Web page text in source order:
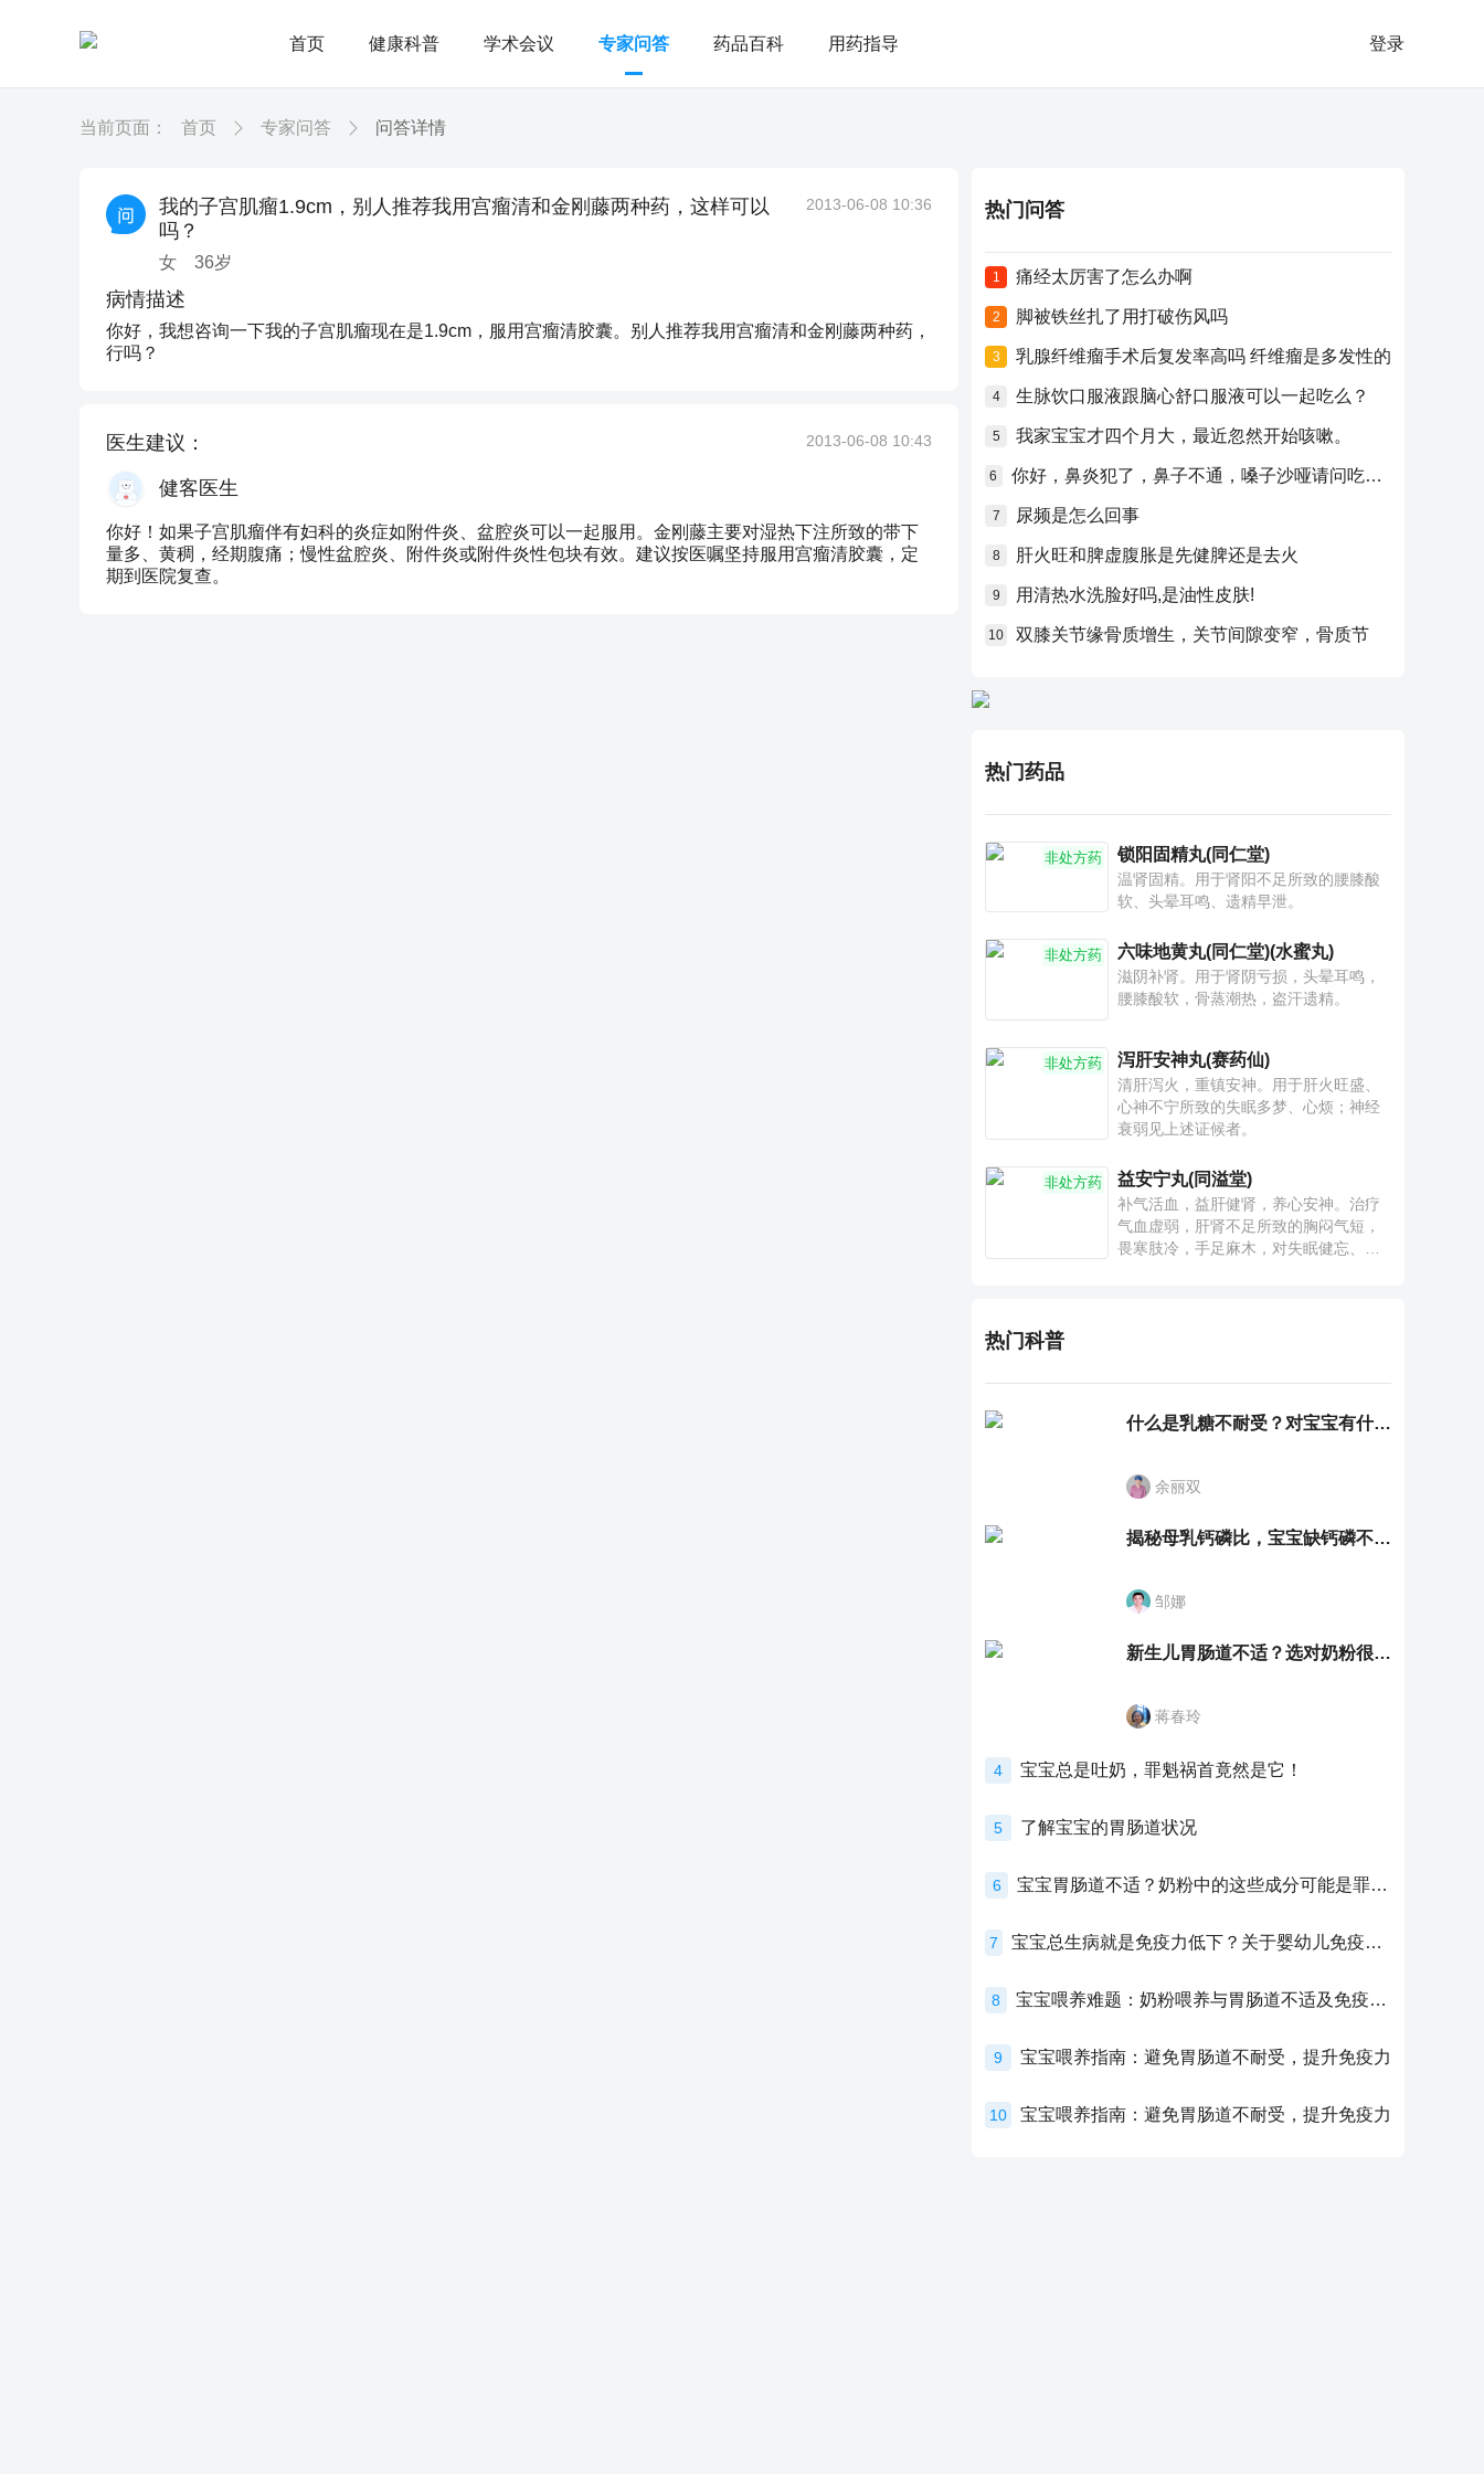
首页 健康科普 学术会议 专家问答 药品百科 用药指导 登录
当前页面： 首页 专家问答 问答详情
我的子宫肌瘤1.9cm，别人推荐我用宫瘤清和金刚藤两种药，这样可以
吗？
女 36岁
2013-06-08 10:36
病情描述
你好，我想咨询一下我的子宫肌瘤现在是1.9cm，服用宫瘤清胶囊。别人推荐我用宫瘤清和金刚藤两种药，
行吗？
医生建议： 2013-06-08 10:43
健客医生
你好！如果子宫肌瘤伴有妇科的炎症如附件炎、盆腔炎可以一起服用。金刚藤主要对湿热下注所致的带下
量多、黄稠，经期腹痛；慢性盆腔炎、附件炎或附件炎性包块有效。建议按医嘱坚持服用宫瘤清胶囊，定
期到医院复查。
热门问答
1 痛经太厉害了怎么办啊
2 脚被铁丝扎了用打破伤风吗
3 乳腺纤维瘤手术后复发率高吗 纤维瘤是多发性的
4 生脉饮口服液跟脑心舒口服液可以一起吃么？
5 我家宝宝才四个月大，最近忽然开始咳嗽。
6 你好，鼻炎犯了，鼻子不通，嗓子沙哑请问吃什么药比较好？
7 尿频是怎么回事
8 肝火旺和脾虚腹胀是先健脾还是去火
9 用清热水洗脸好吗,是油性皮肤!
10 双膝关节缘骨质增生，关节间隙变窄，骨质节
热门药品
非处方药 锁阳固精丸(同仁堂)
温肾固精。用于肾阳不足所致的腰膝酸
软、头晕耳鸣、遗精早泄。
非处方药 六味地黄丸(同仁堂)(水蜜丸)
滋阴补肾。用于肾阴亏损，头晕耳鸣，
腰膝酸软，骨蒸潮热，盗汗遗精。
非处方药 泻肝安神丸(赛药仙)
清肝泻火，重镇安神。用于肝火旺盛、
心神不宁所致的失眠多梦、心烦；神经
衰弱见上述证候者。
非处方药 益安宁丸(同溢堂)
补气活血，益肝健肾，养心安神。治疗
气血虚弱，肝肾不足所致的胸闷气短，
畏寒肢冷，手足麻木，对失眠健忘、神
热门科普
什么是乳糖不耐受？对宝宝有什么影响？
余丽双
揭秘母乳钙磷比，宝宝缺钙磷不再愁
邹娜
新生儿胃肠道不适？选对奶粉很重要！
蒋春玲
4 宝宝总是吐奶，罪魁祸首竟然是它！
5 了解宝宝的胃肠道状况
6 宝宝胃肠道不适？奶粉中的这些成分可能是罪魁祸首！
7 宝宝总生病就是免疫力低下？关于婴幼儿免疫力的真相，家长必须了解！
8 宝宝喂养难题：奶粉喂养与胃肠道不适及免疫力提升的奥秘
9 宝宝喂养指南：避免胃肠道不耐受，提升免疫力
10 宝宝喂养指南：避免胃肠道不耐受，提升免疫力